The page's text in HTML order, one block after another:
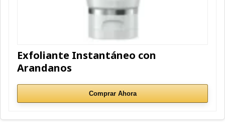
Exfoliante Instantáneo con
Arandanos
Comprar Ahora